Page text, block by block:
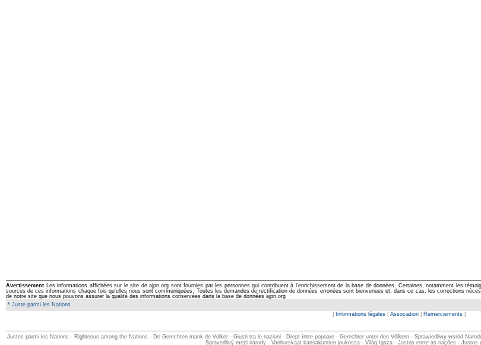
Avertissement Les informations affichées sur le site de ajpn.org sont fournies par les personnes qui contribuent à l'enrichissement de la base de données. Certaines, notamment les
sources de ces informations chaque fois qu'elles nous sont communiquées. Toutes les demandes de rectification de données erronées sont bienvenues et, dans ce cas, les corrections
de notre site que nous pouvons assurer la qualité des informations conservées dans la base de données ajpn.org
* Juste parmi les Nations
Informations légales Association Remerciements
Justes parmi les Nations - Righteous among the Nations - De Gerechten mank de Völker - Giusti tra le nazioni - Drept între popoare - Gerechter unter den Völkern - Sprawiedliwy wsród
Spravedlivý mezi národy - Vanhurskaat kansakuntien joukossa - Világ Igaza - Justos entre as nações -